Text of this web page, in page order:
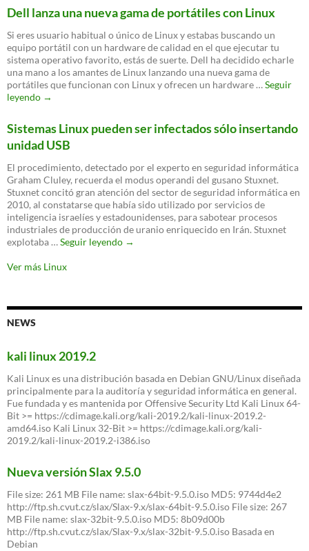
LINUX
Dell lanza una nueva gama de portátiles con Linux
Si eres usuario habitual o único de Linux y estabas buscando un
equipo portátil con un hardware de calidad en el que ejecutar tu
sistema operativo favorito, estás de suerte. Dell ha decidido echarle
una mano a los amantes de Linux lanzando una nueva gama de
portátiles que funcionan con Linux y ofrecen un hardware …Seguir
leyendo Dell
nueva
gama
portátiles
con
Linux
→
Sistemas Linux pueden ser infectados sólo insertando
unidad USB
El procedimiento, detectado por el experto en seguridad informática
Graham Cluley, recuerda el modus operandi del gusano Stuxnet.
Stuxnet concitó gran atención del sector de seguridad informática en
2010, al constatarse que había sido utilizado por servicios de
inteligencia israelíes y estadounidenses, para sabotear procesos
industriales de producción de uranio enriquecido en Irán. Stuxnet
explotaba …Seguir leyendo Sistemas
→
Ver más Linux
NEWS
kali linux 2019.2
Kali Linux es una distribución basada en Debian GNU/Linux diseñada
principalmente para la auditoría y seguridad informática en general.
Fue fundada y es mantenida por Offensive Security Ltd Kali Linux 64-
Bit >= https://cdimage.kali.org/kali-2019.2/kali-linux-2019.2-
amd64.iso Kali Linux 32-Bit >= https://cdimage.kali.org/kali-
2019.2/kali-linux-2019.2-i386.iso
Nueva versión Slax 9.5.0
File size: 261 MB File name: slax-64bit-9.5.0.iso MD5: 9744d4e2
http://ftp.sh.cvut.cz/slax/Slax-9.x/slax-64bit-9.5.0.iso File size: 267
MB File name: slax-32bit-9.5.0.iso MD5: 8b09d00b
http://ftp.sh.cvut.cz/slax/Slax-9.x/slax-32bit-9.5.0.iso Basada en
Debian